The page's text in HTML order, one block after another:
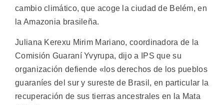
cambio climático, que acoge la ciudad de Belém, en
la Amazonia brasileña.
Juliana Kerexu Mirim Mariano, coordinadora de la
Comisión Guaraní Yvyrupa, dijo a IPS que su
organización defiende «los derechos de los pueblos
guaraníes del sur y sureste de Brasil, en particular la
recuperación de sus tierras ancestrales en la Mata